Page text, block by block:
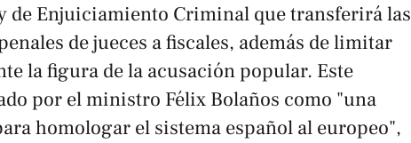
de Enjuiciamiento Criminal que transferirá las
de jueces a fiscales, además de limitar
la figura de la acusación popular. Este
por el ministro Félix Bolaños como "una
homologar el sistema español al europeo",